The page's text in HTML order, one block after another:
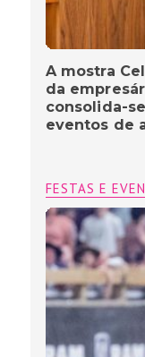
A mostra
da
consolida-
eventos de
FESTAS E